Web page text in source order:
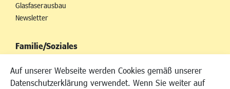
Auf unserer Webseite werden Cookies gemäß unserer
Datenschutzerklärung verwendet. Wenn Sie weiter auf
Glasfaserausbau
Newsletter
Familie/Soziales
Kinderbetreuung
Kinder und Jugend